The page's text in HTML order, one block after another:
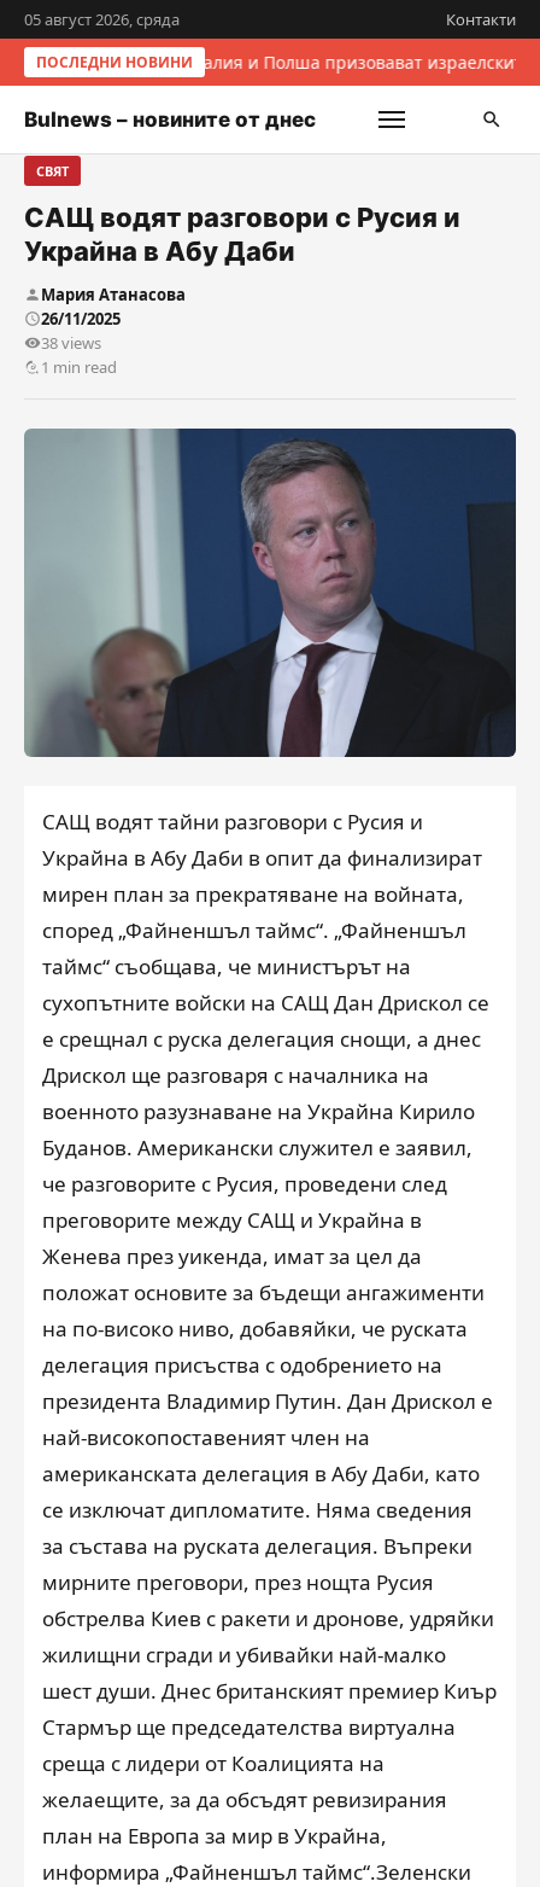
05 август 2026, сряда Контакти
ПОСЛЕДНИ НОВИНИИталия и Полша призовават
Bulnews – новините от днес
СВЯТ
САЩ водят разговори с Русия и
Украйна в Абу Даби
Мария Атанасова
26/11/2025
38 views
1 min read
САЩ водят тайни разговори с Русия и
Украйна в Абу Даби в опит да финализират
мирен план за прекратяване на войната,
според „Файненшъл таймс“. „Файненшъл
таймс“ съобщава, че министърът на
сухопътните войски на САЩ Дан Дрискол се
е срещнал с руска делегация снощи, а днес
Дрискол ще разговаря с началника на
военното разузнаване на Украйна Кирило
Буданов. Американски служител е заявил,
че разговорите с Русия, проведени след
преговорите между САЩ и Украйна в
Женева през уикенда, имат за цел да
положат основите за бъдещи ангажименти
на по-високо ниво, добавяйки, че руската
делегация присъства с одобрението на
президента Владимир Путин. Дан Дрискол е
най-високопоставеният член на
американската делегация в Абу Даби, като
се изключат дипломатите. Няма сведения
за състава на руската делегация. Въпреки
мирните преговори, през нощта Русия
обстрелва Киев с ракети и дронове, удряйки
жилищни сгради и убивайки най-малко
шест души. Днес британският премиер Киър
Стармър ще председателства виртуална
среща с лидери от Коалицията на
желаещите, за да обсъдят ревизирания
план на Европа за мир в Украйна,
информира „Файненшъл таймс“.Зеленски